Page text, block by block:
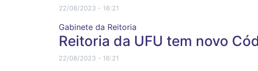
22/08/2023 - 16:21
Gabinete da Reitoria
Reitoria da UFU tem novo
22/08/2023 - 16:21